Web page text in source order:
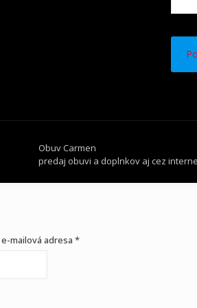
Obuv Carmen
predaj obuvi a doplnkov aj cez
mailová adresa *